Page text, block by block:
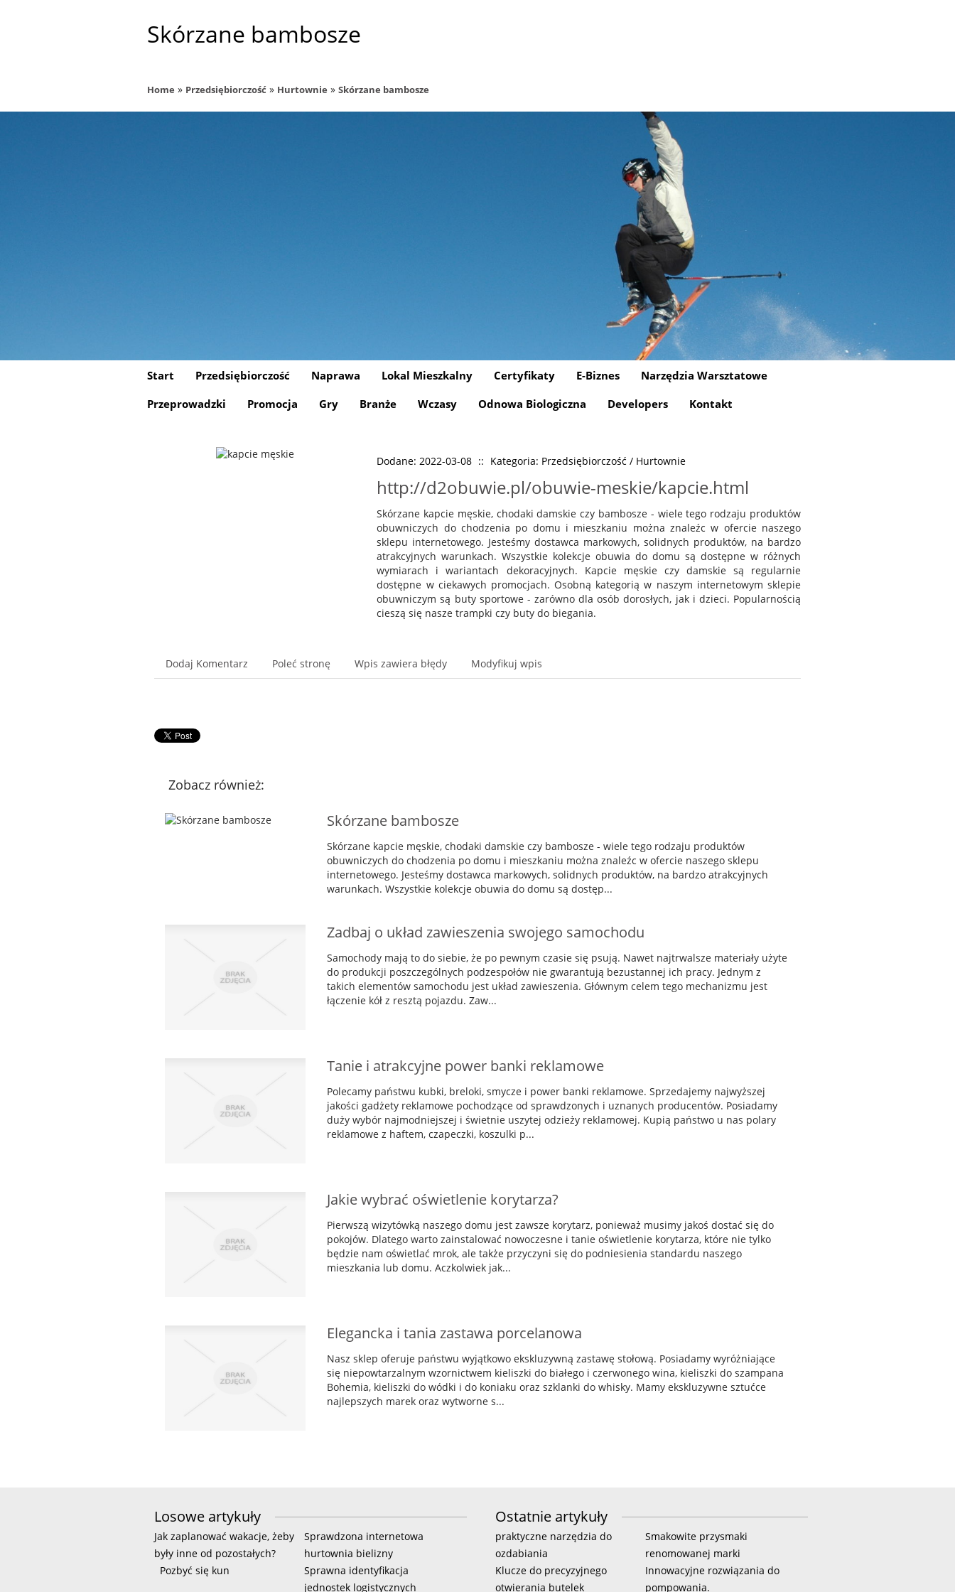
Skórzane bambosze
Home » Przedsiębiorczość » Hurtownie » Skórzane bambosze
Start Przedsiębiorczość Naprawa Lokal Mieszkalny Certyfikaty E-Biznes
Narzędzia Warsztatowe
Przeprowadzki
Promocja Gry Branże Wczasy Odnowa Biologiczna Developers Kontakt
Dodane: 2022-03-08 :: Kategoria: Przedsiębiorczość / Hurtownie
http://d2obuwie.pl/obuwie-meskie/kapcie.html
Skórzane kapcie męskie, chodaki damskie czy bambosze - wiele tego rodzaju produktów
obuwniczych do chodzenia po domu i mieszkaniu można znaleźc w ofercie naszego
sklepu internetowego. Jesteśmy dostawca markowych, solidnych produktów, na bardzo
atrakcyjnych warunkach. Wszystkie kolekcje obuwia do domu są dostępne w różnych
wymiarach i wariantach dekoracyjnych. Kapcie męskie czy damskie są regularnie
dostępne w ciekawych promocjach. Osobną kategorią w naszym internetowym sklepie
obuwniczym są buty sportowe - zarówno dla osób dorosłych, jak i dzieci. Popularnością
cieszą się nasze trampki czy buty do biegania.
Dodaj Komentarz Poleć stronę Wpis zawiera błędy Modyfikuj wpis
Zobacz również:
Skórzane bambosze
Skórzane kapcie męskie, chodaki damskie czy bambosze - wiele tego rodzaju produktów
obuwniczych do chodzenia po domu i mieszkaniu można znaleźc w ofercie naszego sklepu
internetowego. Jesteśmy dostawca markowych, solidnych produktów, na bardzo atrakcyjnych
warunkach. Wszystkie kolekcje obuwia do domu są dostęp...
Zadbaj o układ zawieszenia swojego samochodu
Samochody mają to do siebie, że po pewnym czasie się psują. Nawet najtrwalsze materiały użyte
do produkcji poszczególnych podzespołów nie gwarantują bezustannej ich pracy. Jednym z
takich elementów samochodu jest układ zawieszenia. Głównym celem tego mechanizmu jest
łączenie kół z resztą pojazdu. Zaw...
Tanie i atrakcyjne power banki reklamowe
Polecamy państwu kubki, breloki, smycze i power banki reklamowe. Sprzedajemy najwyższej
jakości gadżety reklamowe pochodzące od sprawdzonych i uznanych producentów. Posiadamy
duży wybór najmodniejszej i świetnie uszytej odzieży reklamowej. Kupią państwo u nas polary
reklamowe z haftem, czapeczki, koszulki p...
Jakie wybrać oświetlenie korytarza?
Pierwszą wizytówką naszego domu jest zawsze korytarz, ponieważ musimy jakoś dostać się do
pokojów. Dlatego warto zainstalować nowoczesne i tanie oświetlenie korytarza, które nie tylko
będzie nam oświetlać mrok, ale także przyczyni się do podniesienia standardu naszego
mieszkania lub domu. Aczkolwiek jak...
Elegancka i tania zastawa porcelanowa
Nasz sklep oferuje państwu wyjątkowo ekskluzywną zastawę stołową. Posiadamy wyróżniające
się niepowtarzalnym wzornictwem kieliszki do białego i czerwonego wina, kieliszki do szampana
Bohemia, kieliszki do wódki i do koniaku oraz szklanki do whisky. Mamy ekskluzywne sztućce
najlepszych marek oraz wytworne s...
Losowe artykuły
Jak zaplanować wakacje, żeby
były inne od pozostałych?
Sprawdzona internetowa
hurtownia bielizny
Pozbyć się kun
Sprawna identyfikacja
jednostek logistycznych
Ostatnie artykuły
praktyczne narzędzia do
ozdabiania
Smakowite przysmaki
renomowanej marki
Klucze do precyzyjnego
otwierania butelek
Innowacyjne rozwiązania do
pompowania.